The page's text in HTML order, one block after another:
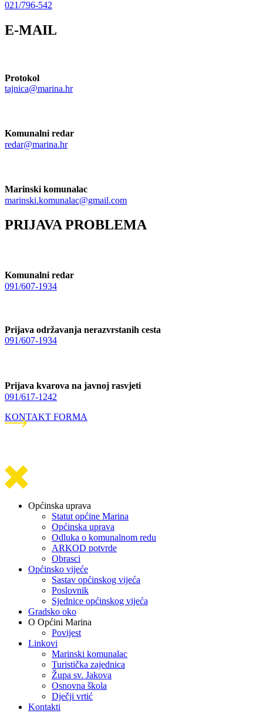
021/796-542
E-MAIL
Protokol
tajnica@marina.hr
Komunalni redar
redar@marina.hr
Marinski komunalac
marinski.komunalac@gmail.com
PRIJAVA PROBLEMA
Komunalni redar
091/607-1934
Prijava održavanja nerazvrstanih cesta
091/607-1934
Prijava kvarova na javnoj rasvjeti
091/617-1242
KONTAKT FORMA
Općinska uprava
Statut općine Marina
Općinska uprava
Odluka o komunalnom redu
ARKOD potvrde
Obrasci
Općinsko vijeće
Sastav općinskog vijeća
Poslovnik
Sjednice općinskog vijeća
Gradsko oko
O Općini Marina
Povijest
Linkovi
Marinski komunalac
Turistička zajednica
Župa sv. Jakova
Osnovna škola
Dječji vrtić
Kontakti